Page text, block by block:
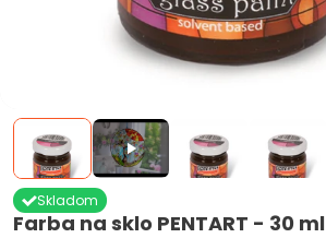
Farba na sklo PENTART - 30 ml
Skladom